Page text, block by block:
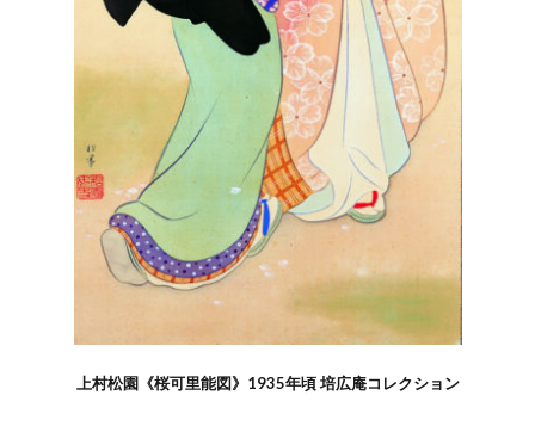
上村松園《桜可里能図》1935年頃 培広庵コレクション